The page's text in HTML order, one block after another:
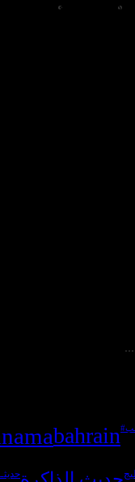
ذاكرة المكان معارض الحكاية
bahrain